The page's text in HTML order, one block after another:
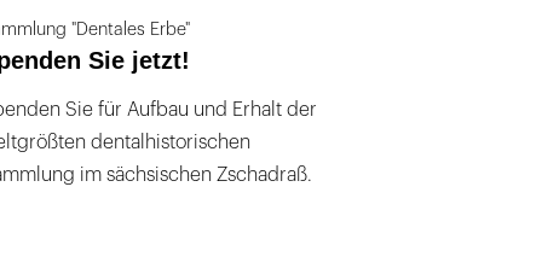
"Dentales Erbe"
Sie jetzt!
Sie für Aufbau und Erhalt der
dentalhistorischen
im sächsischen Zschadraß.